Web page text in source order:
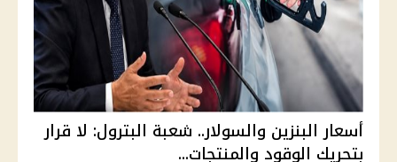
أسعار البنزين والسولار.. شعبة البترول: لا قرار
بتحريك الوقود والمنتجات...